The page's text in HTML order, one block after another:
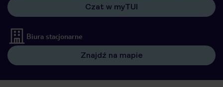
Czat w myTUI
Biura stacjonarne
Znajdź na mapie